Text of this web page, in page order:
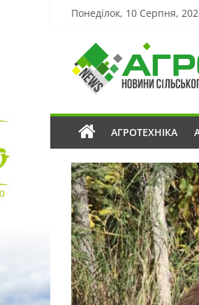
Понеділок, 10 Серпня,
АГРОТЕХНІКА